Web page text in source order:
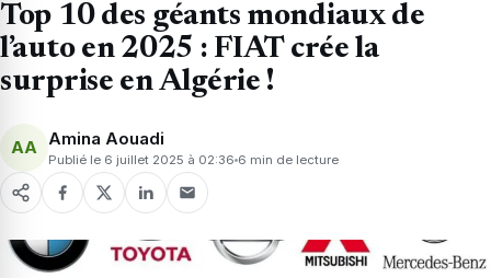
Top 10 des géants mondiaux de
l’auto en 2025 : FIAT crée la
surprise en Algérie !
AA Amina Aouadi
Publié le 6 juillet 2025 à 02:36 6 min de lecture